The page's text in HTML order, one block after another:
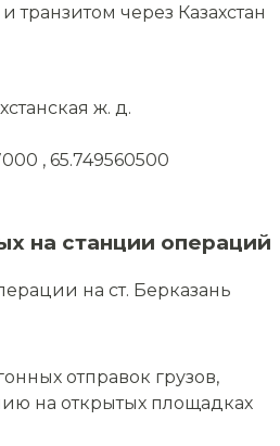
транзитом через Казахстан
ж. д.
, 65.749560500
на станции операций
на ст. Берказань
отправок грузов,
на открытых площадках